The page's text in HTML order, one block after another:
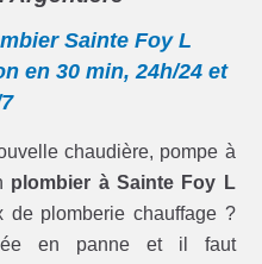
Sainte Foy L
en 30 min, 24h/24 et
chaudière, pompe à
plombier à Sainte Foy L
de plomberie chauffage ?
en panne et il faut